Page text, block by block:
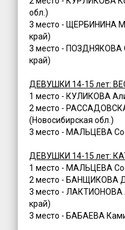
обл.)
3 место - ЩЕРБИНИНА
край)
3 место - ПОЗДНЯКОВА
край)
ДЕВУШКИ 14-15 лет:
1 место - КУЛИКОВА
2 место -
(Новосибирская
3 место - МАЛЬЦЕВА
ДЕВУШКИ 14-15 лет:
1 место - МАЛЬЦЕВА
2 место - БАНЩИКОВА
3 место - ЛАКТИОНОВА
край)
3 место - БАБАЕВА